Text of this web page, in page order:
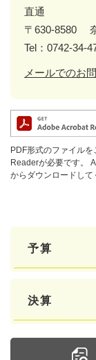
直通
〒630-8580
Tel：0742-34-
メールでのお
PDF形式のファイル
Readerが必要です。
からダウンロードして
予算
決算